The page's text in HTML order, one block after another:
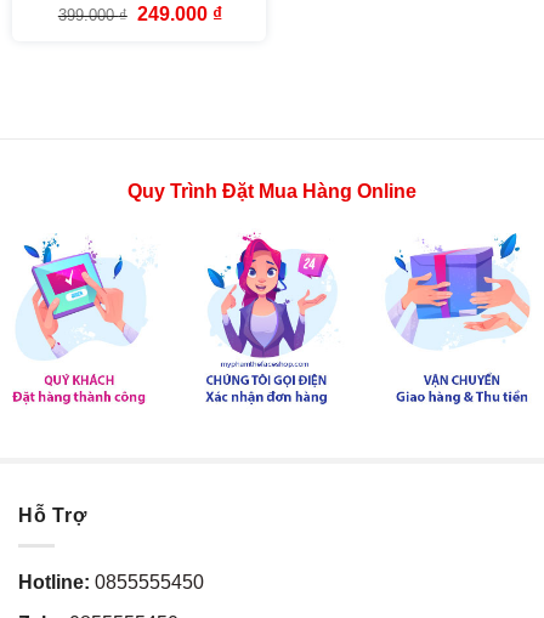
399.000₫ Giá
249.000 ₫Giá
Quy Trình Đặt Mua Hàng Online
Hỗ Trợ
Hotline: 0855555450